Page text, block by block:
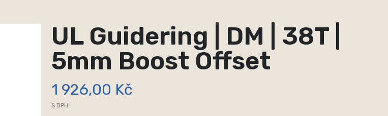
UL Guidering | DM | 38T |
5mm Boost Offset
1 926,00 Kč
S DPH